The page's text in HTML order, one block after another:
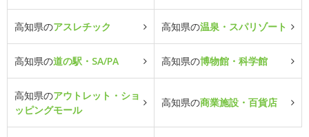
高知県のアスレチック 高知県の温泉・スパリゾート
高知県の道の駅・SA/PA 高知県の博物館・科学館
高知県のアウトレット・ショ
ッピングモール
高知県の商業施設・百貨店